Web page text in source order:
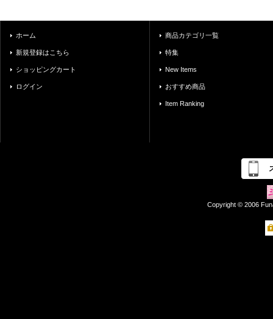
ホーム
新規登録はこちら
ショッピングカート
ログイン
商品カテゴリ一覧
特集
New Items
おすすめ商品
Item Ranking
Copyright © 2006